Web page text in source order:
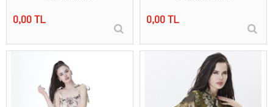
0,00 TL 0,00 TL